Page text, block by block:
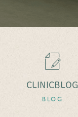
CLINICBLOG
BLOG